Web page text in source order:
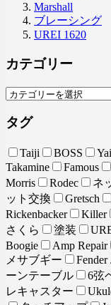
Marshall
ブレーシング
UREI 1620
カテゴリー
タグ
Taiji BOSS
Takamine
Famous
Morris
Rodec ネ
ット交換
Gretsch
Rickenbacker
Killer
さくら
塗装
Boogie
Amp Repair
メサブギー
Fender
ーンテーブル
6弦
レキャスター